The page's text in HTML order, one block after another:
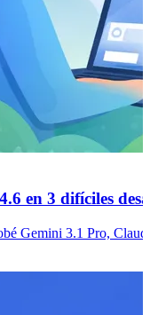
en 3 difíciles
Gemini 3.1 Pro,